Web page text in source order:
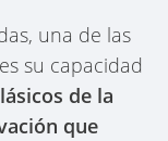
una de las
su capacidad
de la
que